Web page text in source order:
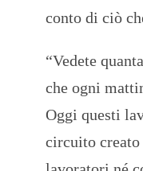
conto di ciò
“Vedete
che ogni
Oggi questi
circuito creato